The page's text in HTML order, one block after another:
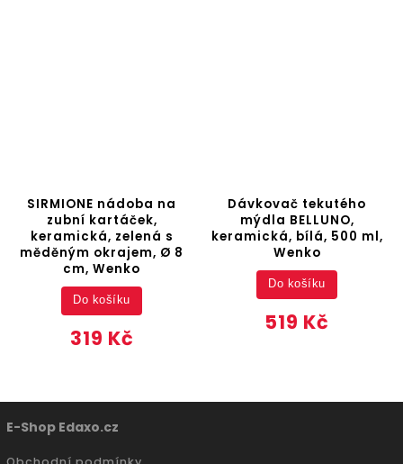
SIRMIONE nádoba na
zubní kartáček,
keramická, zelená s
měděným okrajem, Ø 8
cm, Wenko
319 Kč
Do košíku
Dávkovač tekutého
mýdla BELLUNO,
keramická, bílá, 500 ml,
Wenko
519 Kč
Do košíku
E-Shop Edaxo.cz